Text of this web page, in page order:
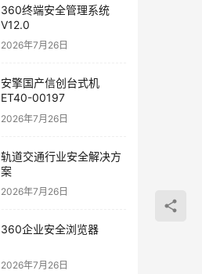
360终端安全管理系统
V12.0
2026年7月26日
安擎国产信创台式机
ET40-00197
2026年7月26日
轨道交通行业安全解决方
案
2026年7月26日
360企业安全浏览器
2026年7月26日